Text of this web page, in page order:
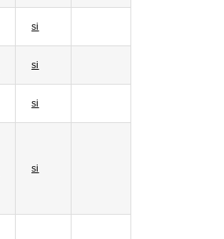
si
si
si
si